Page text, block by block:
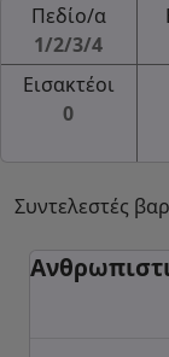
Πεδίο/α
1/2/3/4
Εισακτέοι
0
Συντελεστές